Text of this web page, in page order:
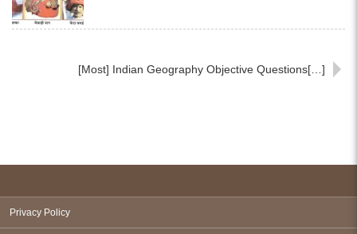
[Most] Indian Geography Objective Questions[…]
Privacy Policy